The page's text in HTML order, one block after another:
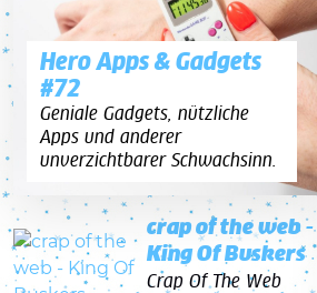
Hero Apps & Gadgets
#72
Geniale Gadgets, nützliche
Apps und anderer
unverzichtbarer Schwachsinn.
crap of the web -
King Of Buskers
Crap Of The Web